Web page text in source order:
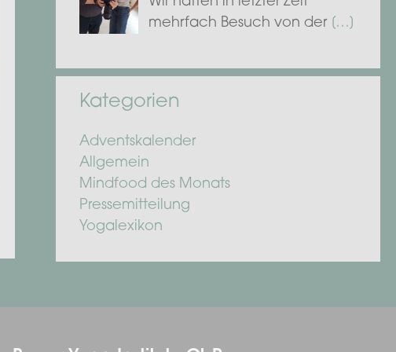
mehrfach Besuch von der […]
Kategorien
Adventskalender
Allgemein
Mindfood des Monats
Pressemitteilung
Yogalexikon